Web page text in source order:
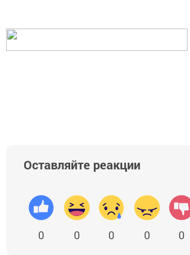
Оставляйте реакции
0 0 0 0 0